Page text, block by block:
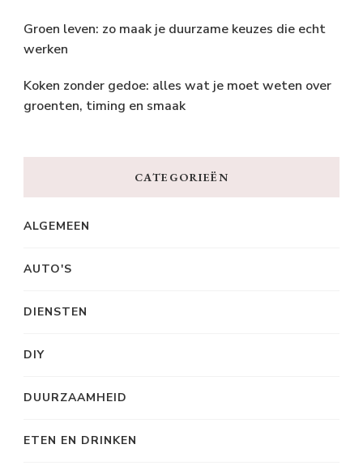
Groen leven: zo maak je duurzame keuzes die echt
werken
Koken zonder gedoe: alles wat je moet weten over
groenten, timing en smaak
CATEGORIEËN
ALGEMEEN
AUTO'S
DIENSTEN
DIY
DUURZAAMHEID
ETEN EN DRINKEN